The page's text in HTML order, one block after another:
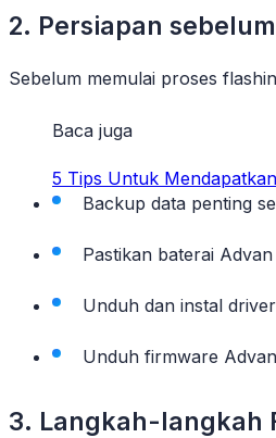
2. Persiapan
Sebelum memulai proses
Baca juga
5 Tips Untuk
Backup data penting
Pastikan baterai
Unduh dan instal
Unduh firmware
3. Langkah-langkah